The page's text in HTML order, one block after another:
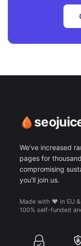
We've increased
pages for
compromising
you'll join us.
Made with ❤️ in EU
100% self-funded